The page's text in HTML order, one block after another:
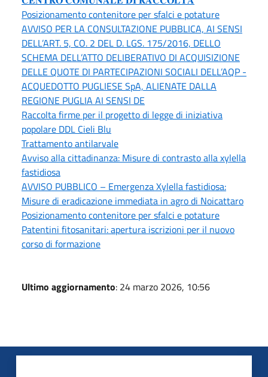
Posizionamento contenitore per sfalci e potature
AVVISO PER LA CONSULTAZIONE PUBBLICA, AI SENSI
DELL’ART. 5, CO. 2 DEL D. LGS. 175/2016, DELLO
SCHEMA DELL’ATTO DELIBERATIVO DI ACQUISIZIONE
DELLE QUOTE DI PARTECIPAZIONI SOCIALI DELL’AQP -
ACQUEDOTTO PUGLIESE SpA, ALIENATE DALLA
REGIONE PUGLIA AI SENSI DE
Raccolta firme per il progetto di legge di iniziativa
popolare DDL Cieli Blu
Trattamento antilarvale
Avviso alla cittadinanza: Misure di contrasto alla xylella
fastidiosa
AVVISO PUBBLICO – Emergenza Xylella fastidiosa:
Misure di eradicazione immediata in agro di Noicattaro
Posizionamento contenitore per sfalci e potature
Patentini fitosanitari: apertura iscrizioni per il nuovo
corso di formazione
Ultimo aggiornamento: 24 marzo 2026, 10:56